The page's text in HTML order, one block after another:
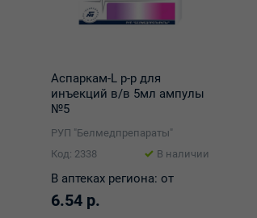
Аспаркам-L р-р для
инъекций в/в 5мл ампулы
№5
РУП "Белмедпрепараты"
Код: 2338
В наличии
В аптеках региона: от
6.54 р.